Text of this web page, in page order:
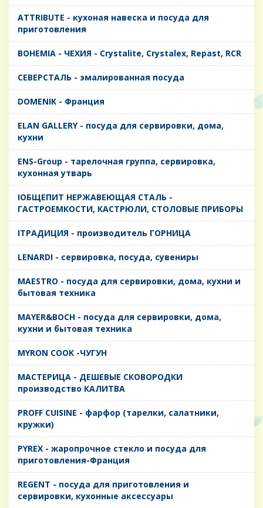
ATTRIBUTE - кухоная навеска и посуда для
приготовления
BOHEMIA - ЧЕХИЯ - Crystalite, Crystalex, Repast, RCR
CЕВЕРСТАЛЬ - эмалированная посуда
DOMENIK - Франция
ELAN GALLERY - посуда для сервировки, дома,
кухни
ENS-Group - тарелочная группа, сервировка,
кухонная утварь
IОБЩЕПИТ НЕРЖАВЕЮЩАЯ СТАЛЬ -
ГАСТРОЕМКОСТИ, КАСТРЮЛИ, СТОЛОВЫЕ ПРИБОРЫ
IТРАДИЦИЯ - производитель ГОРНИЦА
LENARDI - сервировка, посуда, сувениры
MAESTRO - посуда для сервировки, дома, кухни и
бытовая техника
MAYER&BOCH - посуда для сервировки, дома,
кухни и бытовая техника
MYRON COOK -ЧУГУН
MАСТЕРИЦА - ДЕШЕВЫЕ СКОВОРОДКИ
производство КАЛИТВА
PROFF CUISINE - фарфор (тарелки, салатники,
кружки)
PYREX - жаропрочное стекло и посуда для
приготовления-Франция
REGENT - посуда для приготовления и
сервировки, кухонные аксессуары